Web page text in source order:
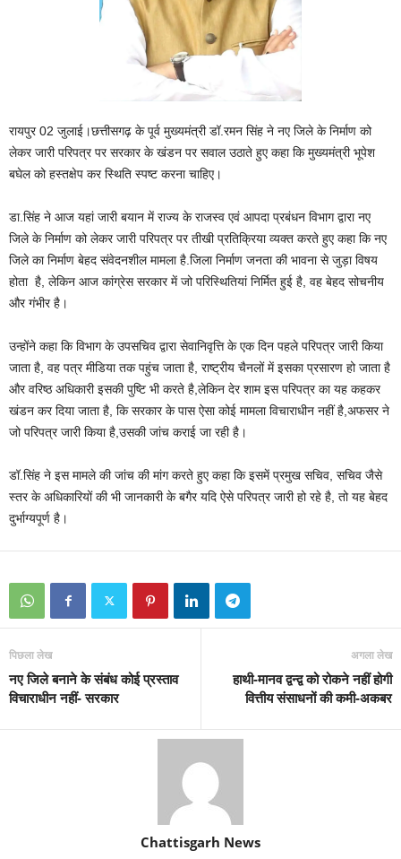
रायपुर 02 जुलाई।छत्तीसगढ़ के पूर्व मुख्यमंत्री डॉ.रमन सिंह ने नए जिले के निर्माण को
लेकर जारी परिपत्र पर सरकार के खंडन पर सवाल उठाते हुए कहा कि मुख्यमंत्री भूपेश
बघेल को हस्तक्षेप कर स्थिति स्पष्ट करना चाहिए।
डा.सिंह ने आज यहां जारी बयान में राज्य के राजस्व एवं आपदा प्रबंधन विभाग द्वारा नए
जिले के निर्माण को लेकर जारी परिपत्र पर तीखी प्रतिक्रिया व्यक्त करते हुए कहा कि नए
जिले का निर्माण बेहद संवेदनशील मामला है.जिला निर्माण जनता की भावना से जुड़ा विषय
होता है, लेकिन आज कांग्रेस सरकार में जो परिस्थितियां निर्मित हुई है, वह बेहद सोचनीय
और गंभीर है।
उन्होंने कहा कि विभाग के उपसचिव द्वारा सेवानिवृत्ति के एक दिन पहले परिपत्र जारी किया
जाता है, वह पत्र मीडिया तक पहुंच जाता है, राष्ट्रीय चैनलों में इसका प्रसारण हो जाता है
और वरिष्ठ अधिकारी इसकी पुष्टि भी करते है,लेकिन देर शाम इस परिपत्र का यह कहकर
खंडन कर दिया जाता है, कि सरकार के पास ऐसा कोई मामला विचाराधीन नहीं है,अफसर ने
जो परिपत्र जारी किया है,उसकी जांच कराई जा रही है।
डॉ.सिंह ने इस मामले की जांच की मांग करते हुए कहा कि इसमें प्रमुख सचिव, सचिव जैसे
स्तर के अधिकारियों की भी जानकारी के बगैर यदि ऐसे परिपत्र जारी हो रहे है, तो यह बेहद
दुर्भाग्यपूर्ण है।
पिछला लेख
नए जिले बनाने के संबंध कोई प्रस्ताव
विचाराधीन नहीं- सरकार
अगला लेख
हाथी-मानव द्वन्द्व को रोकने नहीं होगी
वित्तीय संसाधनों की कमी-अकबर
Chattisgarh News